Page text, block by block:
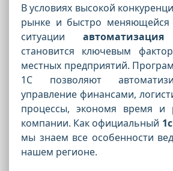
В условиях высокой
рынке и быстро меняющейся
ситуации
становится ключевым
местных предприятий.
1С позволяют
управление финансами,
процессы, экономя время и
компании. Как официальный
мы знаем все особенности
нашем регионе.